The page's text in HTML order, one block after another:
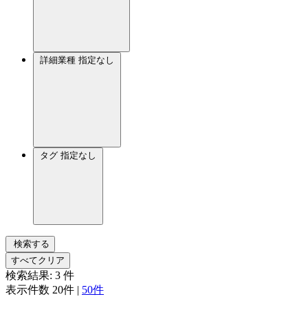
詳細業種 指定なし
タグ 指定なし
検索する
すべてクリア
検索結果: 3 件
表示件数 20件 | 50件